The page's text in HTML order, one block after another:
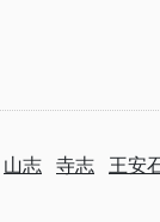
山志 寺志 王安